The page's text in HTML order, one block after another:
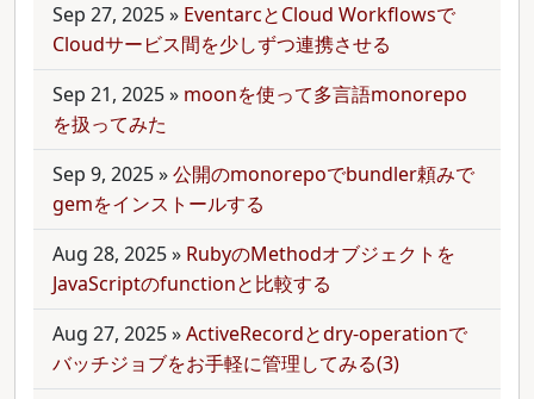
Sep 27, 2025» EventarcとCloud Workflowsで
Cloudサービス間を少しずつ連携させる
Sep 21, 2025» moonを使って多言語monorepo
を扱ってみた
Sep 9, 2025»公開のmonorepoでbundler頼みで
gemをインストールする
Aug 28, 2025» RubyのMethodオブジェクトを
JavaScriptのfunctionと比較する
Aug 27, 2025»ActiveRecordとdry-operationで
バッチジョブをお手軽に管理してみる(3)